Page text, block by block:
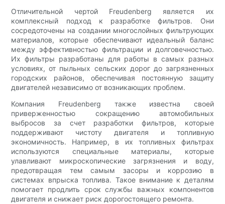
Отличительной чертой Freudenberg является их
комплексный подход к разработке фильтров. Они
сосредоточены на создании многослойных фильтрующих
материалов, которые обеспечивают идеальный баланс
между эффективностью фильтрации и долговечностью.
Их фильтры разработаны для работы в самых разных
условиях, от пыльных сельских дорог до загрязненных
городских районов, обеспечивая постоянную защиту
двигателей независимо от возникающих проблем.
Компания Freudenberg также известна своей
приверженностью сокращению автомобильных
выбросов за счет разработки фильтров, которые
поддерживают чистоту двигателя и топливную
экономичность. Например, в их топливных фильтрах
используются специальные материалы, которые
улавливают микроскопические загрязнения и воду,
предотвращая тем самым засоры и коррозию в
системах впрыска топлива. Такое внимание к деталям
помогает продлить срок службы важных компонентов
двигателя и снижает риск дорогостоящего ремонта.